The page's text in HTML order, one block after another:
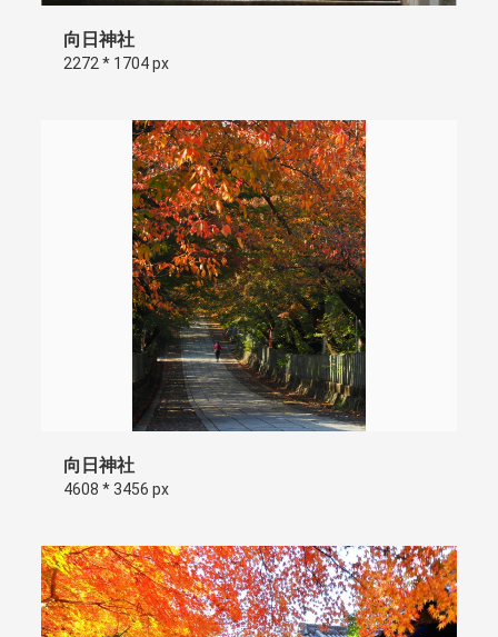
向日神社
2272 * 1704 px
向日神社
4608 * 3456 px